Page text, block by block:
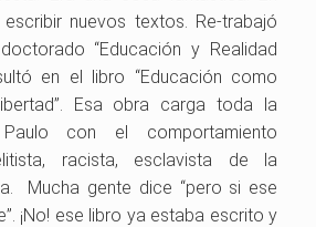
nuevos textos. Re-trabajó
“Educación y Realidad
en el libro “Educación como
Esa obra carga toda la
con el comportamiento
racista, esclavista de la
Mucha gente dice “pero si ese
¡No! ese libro ya estaba escrito y